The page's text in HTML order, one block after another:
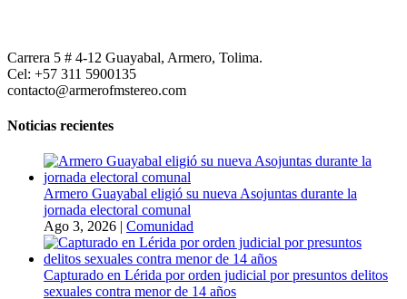
Carrera 5 # 4-12 Guayabal, Armero, Tolima.
Cel: +57 311 5900135
contacto@armerofmstereo.com
Noticias recientes
Armero Guayabal eligió su nueva Asojuntas durante la
jornada electoral comunal
Ago 3, 2026 | Comunidad
Capturado en Lérida por orden judicial por presuntos delitos
sexuales contra menor de 14 años